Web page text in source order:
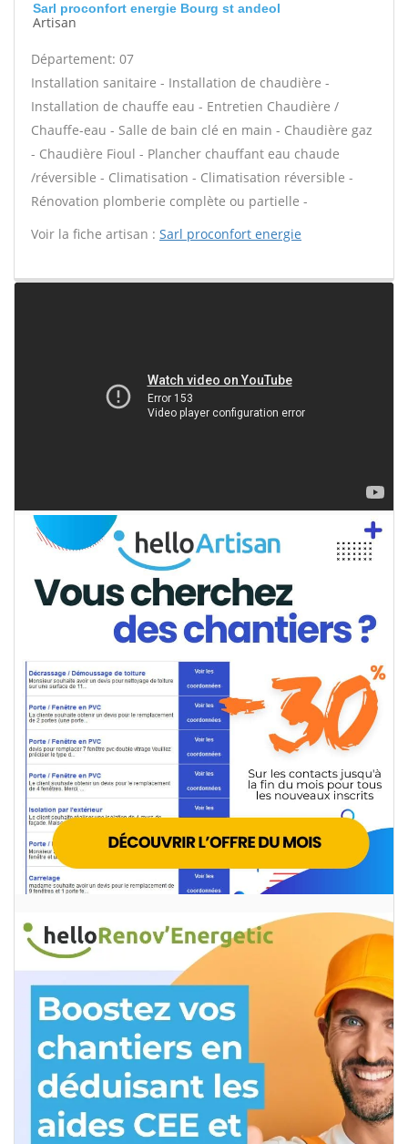
Sarl proconfort energie Bourg st andeol
Artisan
Département: 07
Installation sanitaire - Installation de chaudière -
Installation de chauffe eau - Entretien Chaudière /
Chauffe-eau - Salle de bain clé en main - Chaudière gaz
- Chaudière Fioul - Plancher chauffant eau chaude
/réversible - Climatisation - Climatisation réversible -
Rénovation plomberie complète ou partielle -
Voir la fiche artisan : Sarl proconfort energie